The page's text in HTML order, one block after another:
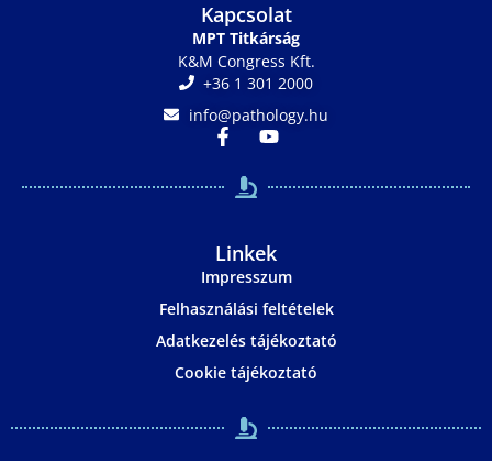
Kapcsolat
MPT Titkárság
K&M Congress Kft.
+36 1 301 2000
info@pathology.hu
Linkek
Impresszum
Felhasználási feltételek
Adatkezelés tájékoztató
Cookie tájékoztató